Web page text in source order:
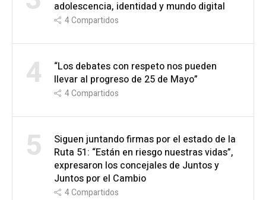
adolescencia, identidad y mundo digital
4Compartidos
4
“Los debates con respeto nos pueden
llevar al progreso de 25 de Mayo”
4Compartidos
5
Siguen juntando firmas por el estado de la
Ruta 51: “Están en riesgo nuestras vidas”,
expresaron los concejales de Juntos y
Juntos por el Cambio
4Compartidos